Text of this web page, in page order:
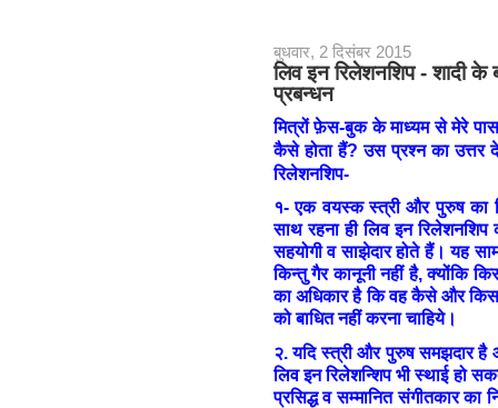
बुधवार, 2 दिसंबर 2015
लिव इन रिलेशनशिप - शादी के
प्रबन्धन
मित्रों फ़ेस-बुक के माध्यम से मेरे
कैसे होता हैं? उस प्रश्न का उत्तर
रिलेशनशिप-
१- एक वयस्क स्त्री और पुरुष का
साथ रहना ही लिव इन
सहयोगी व साझेदार होते हैं। यह
किन्तु गैर कानूनी नहीं है, क्योंकि
का अधिकार है कि वह कैसे और
को बाधित नहीं करना चाहिये।
२. यदि स्त्री और पुरुष समझदार है
लिव इन रिलेशन्शिप भी स्थाई हो
प्रसिद्ध व सम्मानित संगीतकार